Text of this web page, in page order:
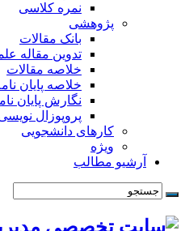
نمره کلاسی
پژوهشی
بانک مقالات
تدوین مقاله
خلاصه مقالات
خلاصه پایان
نگارش پایان
پروپوزال
کارهای دانشجویی
ویژه
آرشیو مطالب